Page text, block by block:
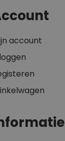
account